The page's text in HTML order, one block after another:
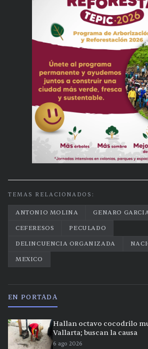
TEMAS RELACIONADOS:
ANTONIO MOLINA GENARO
CEFERESOS
PECULADO
DELINCUENCIA ORGANIZADA
MEXICO
EN PORTADA
Hallan octavo cocodrilo
Vallarta; buscan la causa
6 ago 2026